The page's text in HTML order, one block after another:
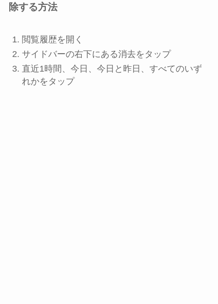
除する方法
閲覧履歴を開く
サイドバーの右下にある消去をタップ
直近1時間 、 今日 、 今日と昨日 、 すべてのいず
れかをタップ